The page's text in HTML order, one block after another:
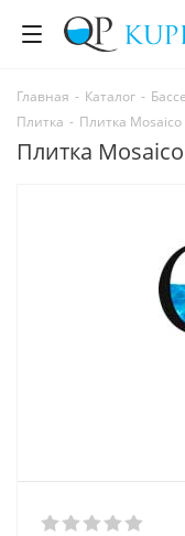
Главная - Каталог -
Плитка - Плитка
Плитка